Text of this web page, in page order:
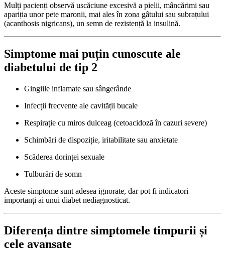
Mulți pacienți observă uscăciune excesivă a pielii, mâncărimi sau
apariția unor pete maronii, mai ales în zona gâtului sau subrațului
(acanthosis nigricans), un semn de rezistență la insulină.
Simptome mai puțin cunoscute ale
diabetului de tip 2
Gingiile inflamate sau sângerânde
Infecții frecvente ale cavității bucale
Respirație cu miros dulceag (cetoacidoză în cazuri severe)
Schimbări de dispoziție, iritabilitate sau anxietate
Scăderea dorinței sexuale
Tulburări de somn
Aceste simptome sunt adesea ignorate, dar pot fi indicatori
importanți ai unui diabet nediagnosticat.
Diferența dintre simptomele timpurii și
cele avansate